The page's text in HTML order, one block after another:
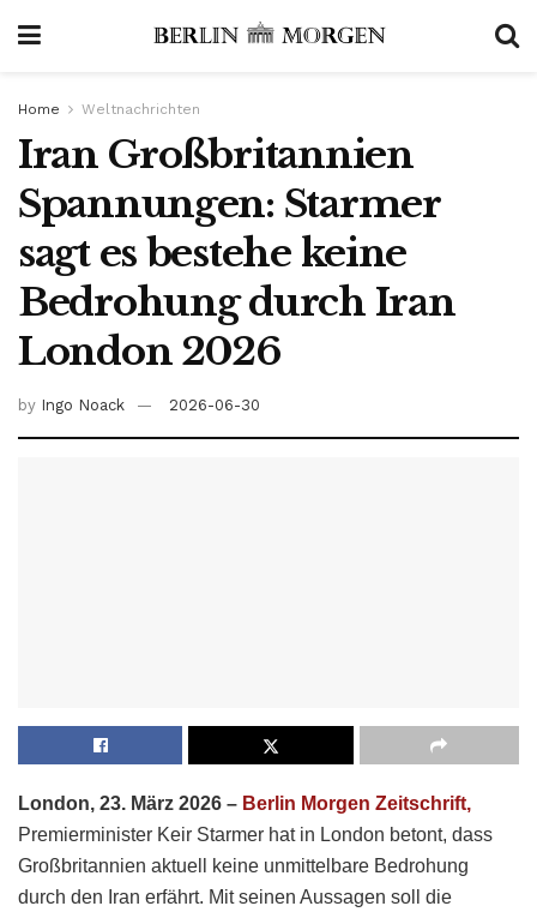
Home Weltnachrichten
Iran Großbritannien
Spannungen: Starmer
sagt es bestehe keine
Bedrohung durch Iran
London 2026
by Ingo Noack 2026-06-30
London, 23. März 2026 – Berlin Morgen Zeitschrift,
Premierminister Keir Starmer hat in London betont, dass
Großbritannien aktuell keine unmittelbare Bedrohung
durch den Iran erfährt. Mit seinen Aussagen soll die